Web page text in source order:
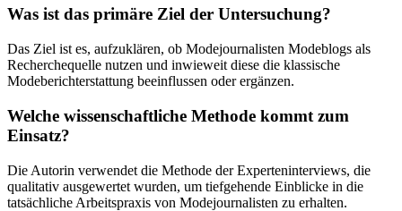
Was ist das primäre Ziel der Untersuchung?
Das Ziel ist es, aufzuklären, ob Modejournalisten Modeblogs als
Recherchequelle nutzen und inwieweit diese die klassische
Modeberichterstattung beeinflussen oder ergänzen.
Welche wissenschaftliche Methode kommt zum
Einsatz?
Die Autorin verwendet die Methode der Experteninterviews, die
qualitativ ausgewertet wurden, um tiefgehende Einblicke in die
tatsächliche Arbeitspraxis von Modejournalisten zu erhalten.